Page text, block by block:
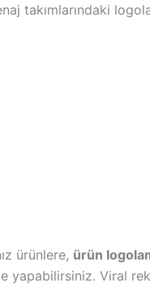
takımlarındaki
ürünlere, ürün
yapabilirsiniz. Viral